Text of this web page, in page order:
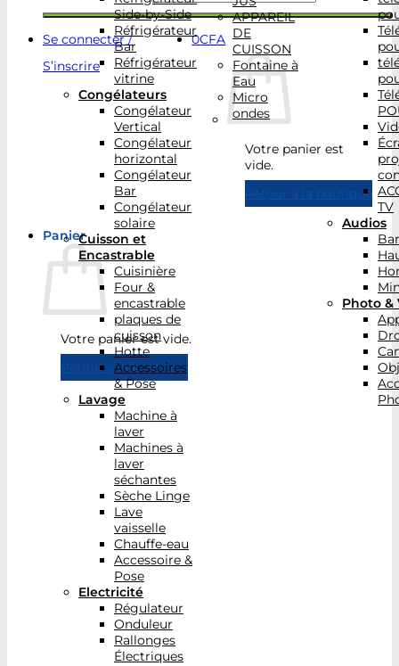
Se connecter /
S’inscrire
0CFA
Votre panier est
vide.
Retour à la boutique
Panier
Votre panier est vide.
Retour à la boutique
Side-by-Side
Réfrigérateur
Bar
Réfrigérateur
vitrine
Congélateurs
Congélateur
Vertical
Congélateur
horizontal
Congélateur
Bar
Congélateur
solaire
Cuisson et
Encastrable
Cuisinière
Four &
encastrable
plaques de
cuisson
Hotte
Accessoires
& Pose
Lavage
Machine à
laver
Machines à
laver
séchantes
Sèche Linge
Lave
vaisselle
Chauffe-eau
Accessoire &
Pose
Electricité
Régulateur
Onduleur
Rallonges
Électriques
APPAREIL
DE
CUISSON
Fontaine à
Eau
Micro
ondes
TV
Audios
Photo &